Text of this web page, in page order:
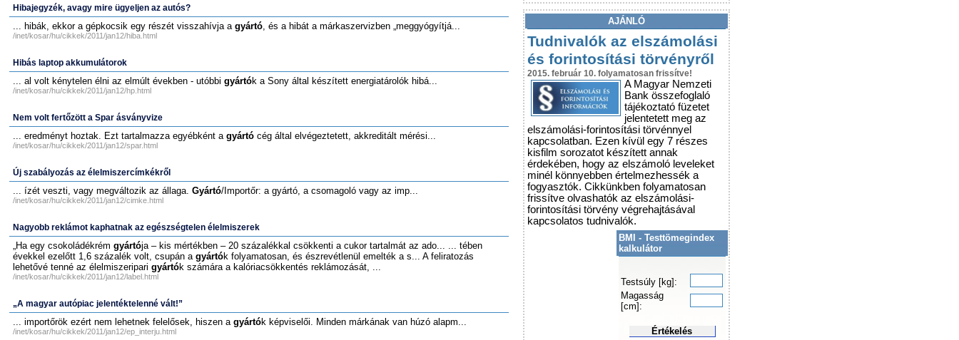
Hibajegyzék, avagy mire ügyeljen az autós?
... hibák, ekkor a gépkocsik egy részét visszahívja a gyártó, és a hibát a márkaszervizben „meggyógyítjá...
/inet/kosar/hu/cikkek/2011/jan12/hiba.html
Hibás laptop akkumulátorok
... al volt kénytelen élni az elmúlt években - utóbbi gyártók a Sony által készített energiatárolók hibá...
/inet/kosar/hu/cikkek/2011/jan12/hp.html
Nem volt fertőzött a Spar ásványvize
... eredményt hoztak. Ezt tartalmazza egyébként a gyártó cég által elvégeztetett, akkreditált mérési...
/inet/kosar/hu/cikkek/2011/jan12/spar.html
Új szabályozás az élelmiszercímkékről
... ízét veszti, vagy megváltozik az állaga. Gyártó/Importőr: a gyártó, a csomagoló vagy az imp...
/inet/kosar/hu/cikkek/2011/jan12/cimke.html
Nagyobb reklámot kaphatnak az egészségtelen élelmiszerek
„Ha egy csokoládékrém gyártója – kis mértékben – 20 százalékkal csökkenti a cukor tartalmát az ado... ... tében
évekkel ezelőtt 1,6 százalék volt, csupán a gyártók folyamatosan, és észrevétlenül emelték a s... A feliratozás
lehetővé tenné az élelmiszeripari gyártók számára a kalóriacsökkentés reklámozását, ...
/inet/kosar/hu/cikkek/2011/jan12/label.html
„A magyar autópiac jelentéktelenné vált!”
... importőrök ezért nem lehetnek felelősek, hiszen a gyártók képviselői. Minden márkának van húzó alapm...
/inet/kosar/hu/cikkek/2011/jan12/ep_interju.html
AJÁNLÓ
Tudnivalók az elszámolási
és forintosítási törvényről
2015. február 10. folyamatosan frissítve!
A Magyar Nemzeti
Bank összefoglaló
tájékoztató füzetet
jelentetett meg az
elszámolási-forintosítási törvénnyel
kapcsolatban. Ezen kívül egy 7 részes
kisfilm sorozatot készített annak
érdekében, hogy az elszámoló leveleket
minél könnyebben értelmezhessék a
fogyasztók. Cikkünkben folyamatosan
frissítve olvashatók az elszámolási-
forintosítási törvény végrehajtásával
kapcsolatos tudnivalók.
BMI - Testtömegindex
kalkulátor
Testsúly [kg]:
Magasság
[cm]:
Értékelés